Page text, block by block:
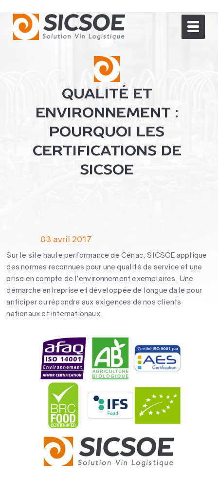
QUALITÉ ET
ENVIRONNEMENT :
POURQUOI LES
CERTIFICATIONS DE
SICSOE
03 avril 2017
Sur le site haute performance de Cénac, SICSOE applique
des normes reconnues pour une qualité de service et une
prise en compte de l’environnement exemplaires. Une
démarche entreprise et développée de longue date pour
anticiper ou répondre aux exigences de nos clients
nationaux et internationaux.